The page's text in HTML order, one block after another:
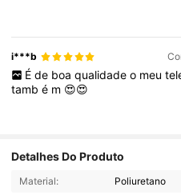
i***b
É de boa qualidade o meu
també m 😍😍
Detalhes Do Produto
Material: Poliuretano